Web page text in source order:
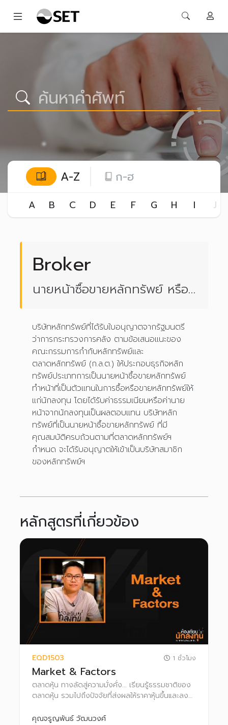
A-Z ก-ฮ
A B C D E F G H I J
Broker
นายหน้าซื้อขายหลักทรัพย์ หรือ
บริษัทหลักทรัพย์ที่ได้รับใบอนุญาตจากรัฐมนตรี
ว่าการกระทรวงการคลัง ตามข้อเสนอแนะของ
คณะกรรมการกำกับหลักทรัพย์และ
ตลาดหลักทรัพย์ (ก.ล.ต.) ให้ประกอบธุรกิจหลัก
ทรัพย์ประเภทการเป็นนายหน้าซื้อขายหลักทรัพย์
ทำหน้าที่เป็นตัวแทนในการซื้อหรือขายหลักทรัพย์ให้
แก่นักลงทุน โดยได้รับค่าธรรมเนียมหรือค่านาย
หน้าจากนักลงทุนเป็นผลตอบแทน บริษัทหลัก
ทรัพย์ที่เป็นนายหน้าซื้อขายหลักทรัพย์ ที่มี
คุณสมบัติครบถ้วนตามที่ตลาดหลักทรัพย์ฯ
กำหนด จะได้รับอนุญาตให้เข้าเป็นบริษัทสมาชิก
ของหลักทรัพย์ฯ
หลักสูตรที่เกี่ยวข้อง
EQD1503 1 ชั่วโมง
Market & Factors
ตลาดหุ้น ทางลัดสู่ความมั่งคั่ง... เรียนรู้ธรรมชาติของ
ตลาดหุ้น รวมไปถึงปัจจัยที่ส่งผลให้ราคาหุ้นขึ้นและลง
คุณจรูญพันธ์ วัฒนวงศ์